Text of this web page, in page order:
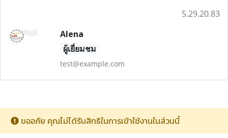
5.29.20.83
Alena
ผู้เยี่ยมชม
test@example.com
ขออภัย คุณไม่ได้รับสิทธิในการเข้าใช้งานในส่วนนี้